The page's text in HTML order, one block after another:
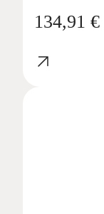
134,91 €